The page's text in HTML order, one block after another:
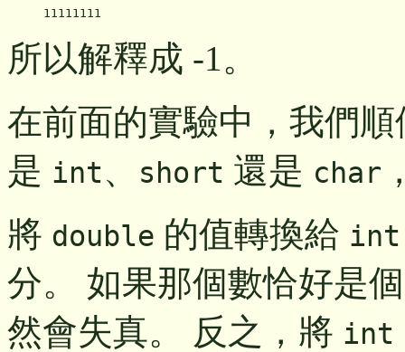
所以解釋成 -1。
在前面的實驗中，我們
是 int、 short 還是 char
將 double 的值轉換給 int
分。 如果那個數恰好是
然會失真。 反之，將 int